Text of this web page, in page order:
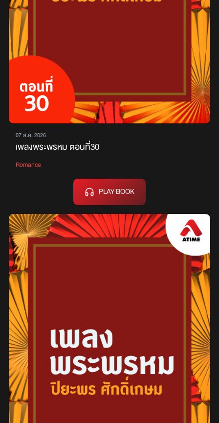
07 ส.ค. 2026
เพลงพระพรหม ตอนที่30
Romance
PLAY BOOK